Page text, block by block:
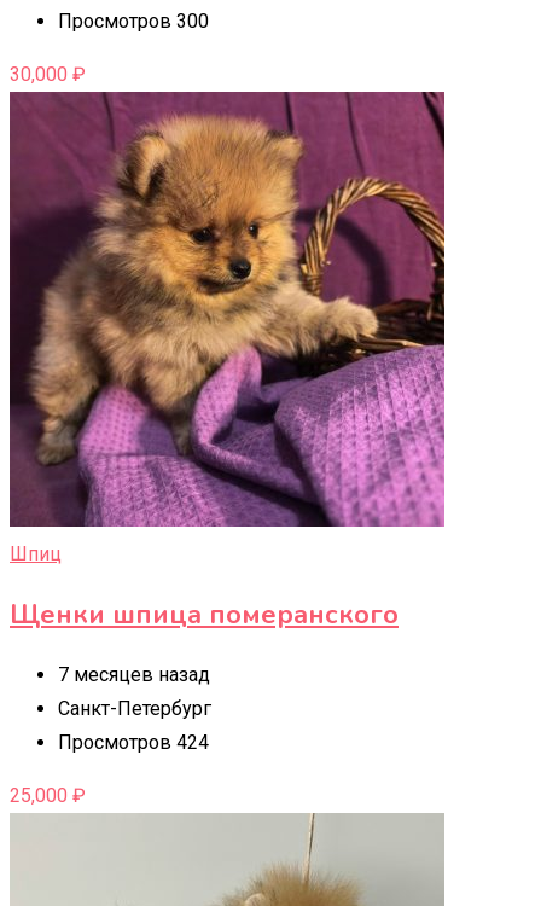
Просмотров 300
30,000 ₽
Шпиц
Щенки шпица померанского
7 месяцев назад
Санкт-Петербург
Просмотров 424
25,000 ₽